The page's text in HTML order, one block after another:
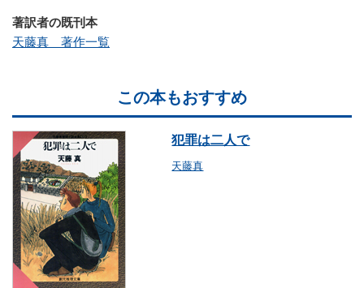
著訳者の既刊本
天藤真 著作一覧
この本もおすすめ
犯罪は二人で
天藤真